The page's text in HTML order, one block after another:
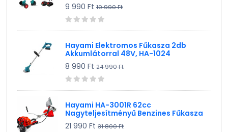
9 990 Ft 19 990 Ft
Hayami Elektromos Fűkasza 2db
Akkumlátorral 48V, HA-1024
8 990 Ft 24 990 Ft
Hayami HA-3001R 62cc
Nagyteljesítményű Benzines Fűkasza
21 990 Ft 31 800 Ft